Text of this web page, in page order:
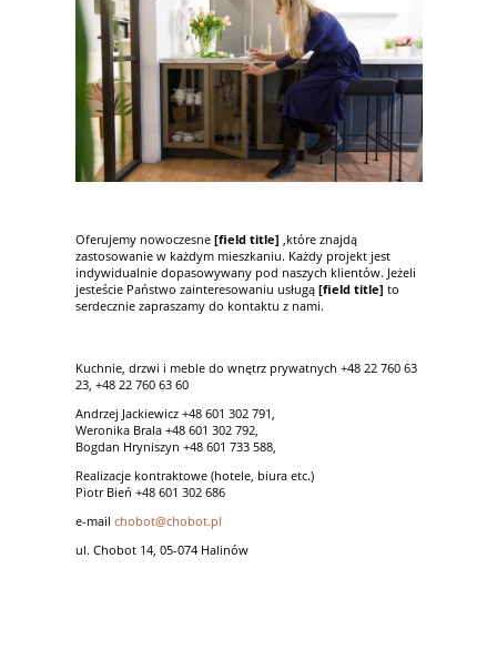
Oferujemy nowoczesne [field title] ,które znajdą
zastosowanie w każdym mieszkaniu. Każdy projekt jest
indywidualnie dopasowywany pod naszych klientów. Jeżeli
jesteście Państwo zainteresowaniu usługą [field title] to
serdecznie zapraszamy do kontaktu z nami.
Kuchnie, drzwi i meble do wnętrz prywatnych +48 22 760 63
23, +48 22 760 63 60
Andrzej Jackiewicz +48 601 302 791,
Weronika Brala +48 601 302 792,
Bogdan Hryniszyn +48 601 733 588,
Realizacje kontraktowe (hotele, biura etc.)
Piotr Bień +48 601 302 686
e-mail chobot@chobot.pl
ul. Chobot 14, 05-074 Halinów